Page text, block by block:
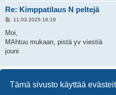
Tämä sivusto käyttää
Re: Kimppatilaus N peltejä
V
e
t
i
11.03.2025 16:19
Moi,
MAhtuu mukaan, pistä yv viestiä
jouni